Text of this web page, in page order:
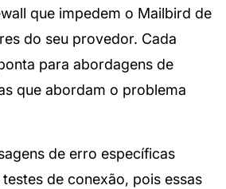
que impedem o Mailbird de
do seu provedor. Cada
para abordagens de
que abordam o problema
de erro específicas
de conexão, pois essas